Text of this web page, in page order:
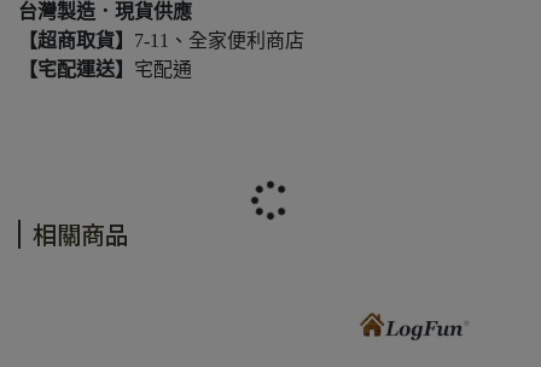
台灣製造．現貨供應
【超商取貨】 7-11、全家便利商店
【宅配運送】 宅配通
相關商品